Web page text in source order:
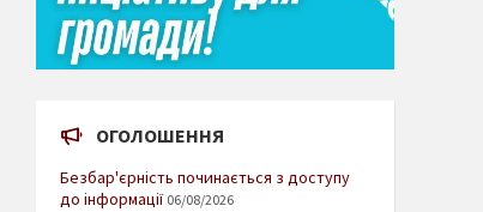
ОГОЛОШЕННЯ
Безбар'єрність починається з доступу
до інформації 06/08/2026